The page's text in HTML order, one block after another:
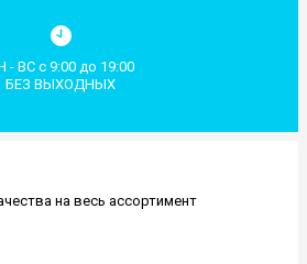
- ВС с 9:00 до 19:00
БЕЗ ВЫХОДНЫХ
на весь ассортимент